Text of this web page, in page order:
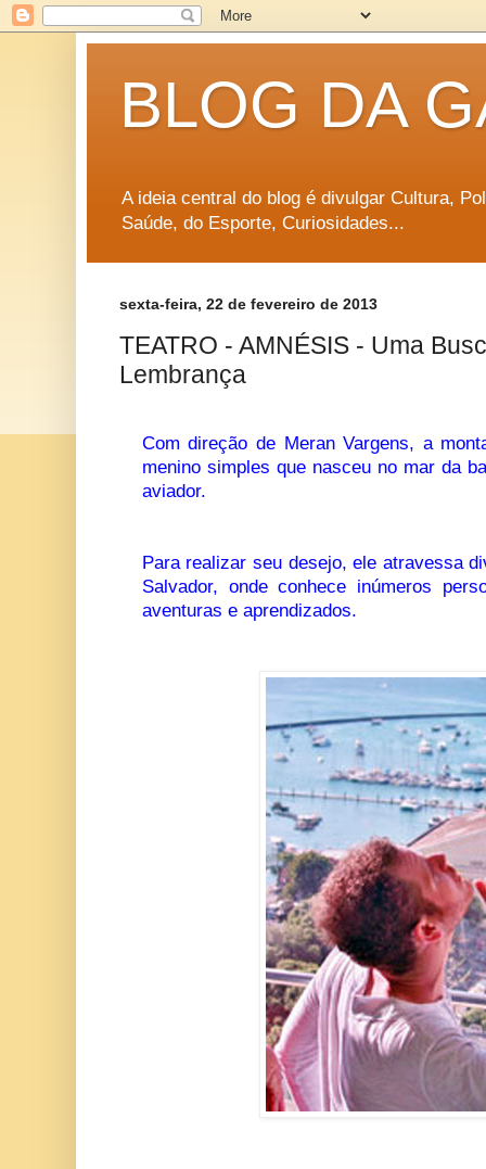
BLOG DA
A ideia central do blog é divulgar Cultura,
Saúde, do Esporte, Curiosidades...
sexta-feira, 22 de fevereiro de 2013
TEATRO - AMNÉSIS - Uma
Lembrança
Com direção de Meran Vargens, a
menino simples que nasceu no mar da
aviador.
Para realizar seu desejo, ele atravessa
Salvador, onde conhece inúmeros
aventuras e aprendizados.